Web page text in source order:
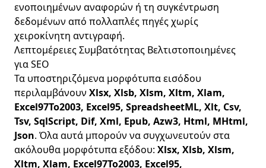
ενοποιημένων αναφορών ή τη συγκέντρωση
δεδομένων από πολλαπλές πηγές χωρίς
χειροκίνητη αντιγραφή.
Λεπτομέρειες Συμβατότητας Βελτιστοποιημένες
για SEO
Τα υποστηριζόμενα μορφότυπα εισόδου
περιλαμβάνουν Xlsx, Xlsb, Xlsm, Xltm, Xlam,
Excel97To2003, Excel95, SpreadsheetML, Xlt, Csv,
Tsv, SqlScript, Dif, Xml, Epub, Azw3, Html, MHtml,
Json. Όλα αυτά μπορούν να συγχωνευτούν στα
ακόλουθα μορφότυπα εξόδου: Xlsx, Xlsb, Xlsm,
Xltm, Xlam, Excel97To2003, Excel95,